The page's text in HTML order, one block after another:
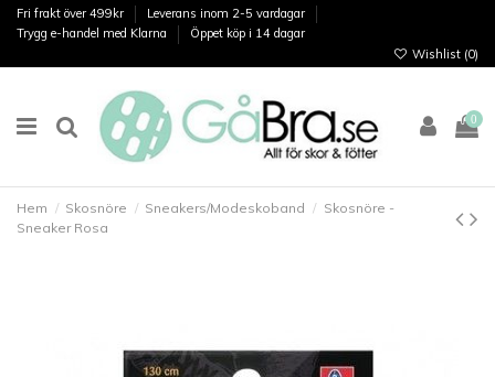
Fri frakt över 499kr
Leverans inom 2-5 vardagar
Trygg e-handel med Klarna
Öppet köp i 14 dagar
Wishlist (0)
0
Hem Skosnöre Sneakers/Modeskoband
Skosnöre -
Sneaker Rosa